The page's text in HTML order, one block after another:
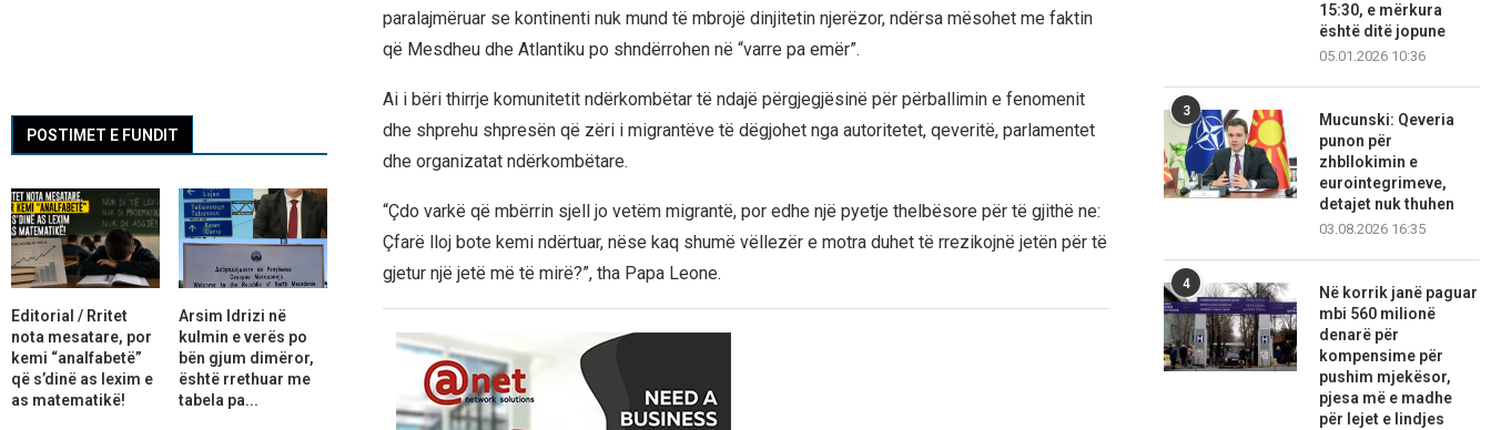
paralajmëruar se kontinenti nuk mund të mbrojë dinjitetin njerëzor, ndërsa mësohet me faktin
që Mesdheu dhe Atlantiku po shndërrohen në “varre pa emër”.
Ai i bëri thirrje komunitetit ndërkombëtar të ndajë përgjegjësinë për përballimin e fenomenit
dhe shprehu shpresën që zëri i migrantëve të dëgjohet nga autoritetet, qeveritë, parlamentet
dhe organizatat ndërkombëtare.
“Çdo varkë që mbërrin sjell jo vetëm migrantë, por edhe një pyetje thelbësore për të gjithë ne:
Çfarë lloj bote kemi ndërtuar, nëse kaq shumë vëllezër e motra duhet të rrezikojnë jetën për të
gjetur një jetë më të mirë?”, tha Papa Leone.
15:30, e mërkura
është ditë jopune
05.01.2026 10:36
3
Mucunski: Qeveria
punon për
zhbllokimin e
eurointegrimeve,
detajet nuk thuhen
03.08.2026 16:35
4
Në korrik janë paguar
mbi 560 milionë
denarë për
kompensime për
pushim mjekësor,
pjesa më e madhe
për lejet e lindjes
POSTIMET E FUNDIT
Editorial / Rritet
nota mesatare, por
kemi “analfabetë”
që s’dinë as lexim e
as matematikë!
Arsim Idrizi në
kulmin e verës po
bën gjum dimëror,
është rrethuar me
tabela pa...